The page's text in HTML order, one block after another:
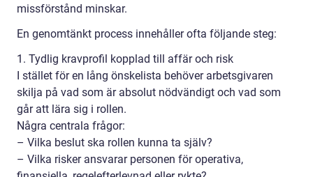
missförstånd minskar.
En genomtänkt process innehåller ofta följande steg:
1. Tydlig kravprofil kopplad till affär och risk
I stället för en lång önskelista behöver arbetsgivaren
skilja på vad som är absolut nödvändigt och vad som
går att lära sig i rollen.
Några centrala frågor:
– Vilka beslut ska rollen kunna ta själv?
– Vilka risker ansvarar personen för operativa,